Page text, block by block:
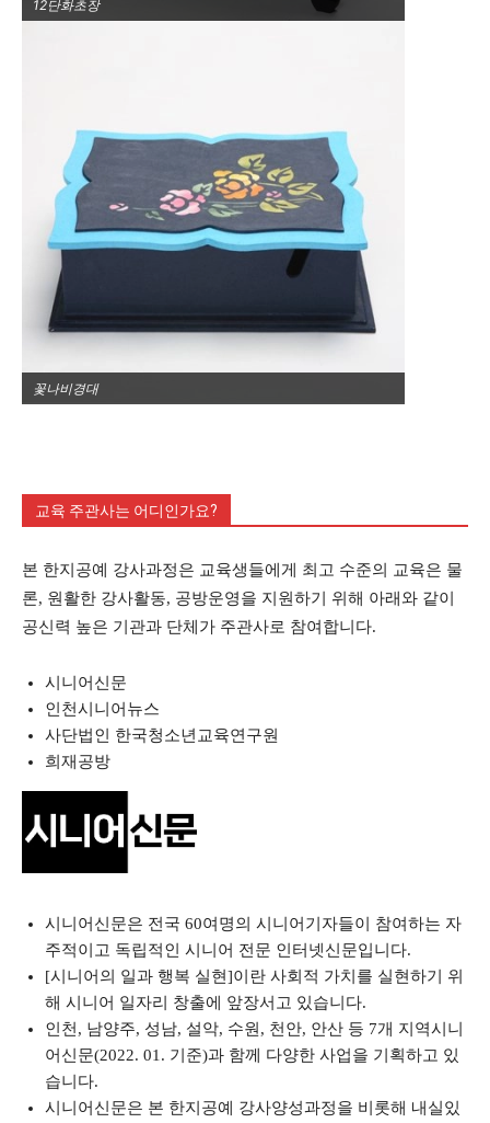
12단화초장
꽃나비경대
교육 주관사는 어디인가요?
본 한지공예 강사과정은 교육생들에게 최고 수준의 교육은 물
론, 원활한 강사활동, 공방운영을 지원하기 위해 아래와 같이
공신력 높은 기관과 단체가 주관사로 참여합니다.
시니어신문
인천시니어뉴스
사단법인 한국청소년교육연구원
희재공방
시니어신문은 전국 60여명의 시니어기자들이 참여하는 자
주적이고 독립적인 시니어 전문 인터넷신문입니다.
[시니어의 일과 행복 실현]이란 사회적 가치를 실현하기 위
해 시니어 일자리 창출에 앞장서고 있습니다.
인천, 남양주, 성남, 설악, 수원, 천안, 안산 등 7개 지역시니
어신문(2022. 01. 기준)과 함께 다양한 사업을 기획하고 있
습니다.
시니어신문은 본 한지공예 강사양성과정을 비롯해 내실있